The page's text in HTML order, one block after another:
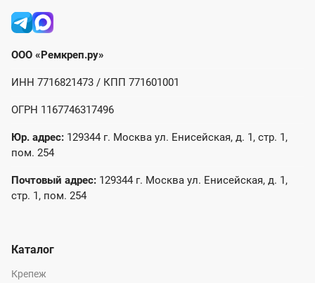
ООО «Ремкреп.ру»
ИНН 7716821473 / КПП 771601001
ОГРН 1167746317496
Юр. адрес: 129344 г. Москва ул. Енисейская, д. 1, стр. 1,
пом. 254
Почтовый адрес: 129344 г. Москва ул. Енисейская, д. 1,
стр. 1, пом. 254
Каталог
Крепеж